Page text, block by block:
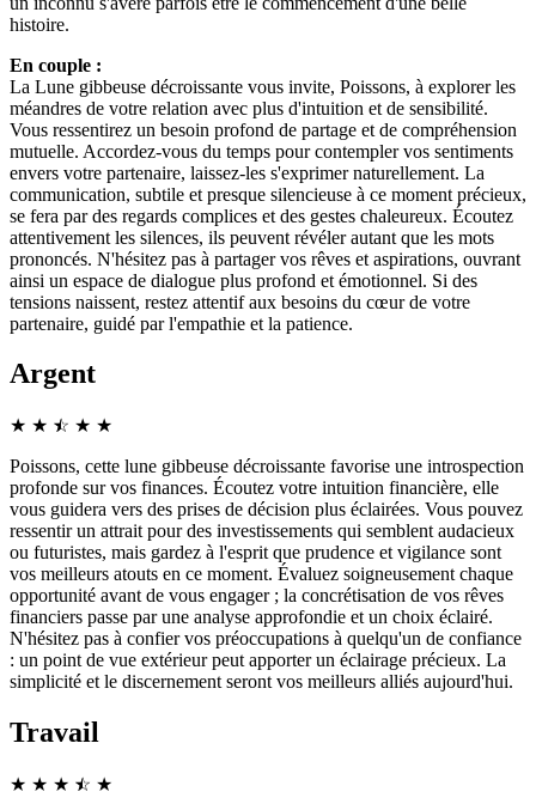
histoire.
En couple :
La Lune gibbeuse décroissante vous invite, Poissons, à explorer les
méandres de votre relation avec plus d'intuition et de sensibilité.
Vous ressentirez un besoin profond de partage et de compréhension
mutuelle. Accordez-vous du temps pour contempler vos sentiments
envers votre partenaire, laissez-les s'exprimer naturellement. La
communication, subtile et presque silencieuse à ce moment précieux,
se fera par des regards complices et des gestes chaleureux. Écoutez
attentivement les silences, ils peuvent révéler autant que les mots
prononcés. N'hésitez pas à partager vos rêves et aspirations, ouvrant
ainsi un espace de dialogue plus profond et émotionnel. Si des
tensions naissent, restez attentif aux besoins du cœur de votre
partenaire, guidé par l'empathie et la patience.
Argent
★ ★ ☆
★ ★ ★
Poissons, cette lune gibbeuse décroissante favorise une introspection
profonde sur vos finances. Écoutez votre intuition financière, elle
vous guidera vers des prises de décision plus éclairées. Vous pouvez
ressentir un attrait pour des investissements qui semblent audacieux
ou futuristes, mais gardez à l'esprit que prudence et vigilance sont
vos meilleurs atouts en ce moment. Évaluez soigneusement chaque
opportunité avant de vous engager ; la concrétisation de vos rêves
financiers passe par une analyse approfondie et un choix éclairé.
N'hésitez pas à confier vos préoccupations à quelqu'un de confiance
: un point de vue extérieur peut apporter un éclairage précieux. La
simplicité et le discernement seront vos meilleurs alliés aujourd'hui.
Travail
★ ★ ★ ☆
★ ★